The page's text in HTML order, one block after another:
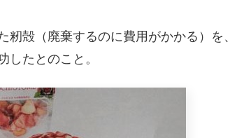
殻（廃棄するのに費用がかかる）を、
したとのこと。